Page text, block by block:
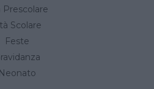
Prescolare
Scolare
Feste
Neonato